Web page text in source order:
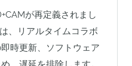
が再定義されまし
、リアルタイムコラボ
時更新、ソフトウェア